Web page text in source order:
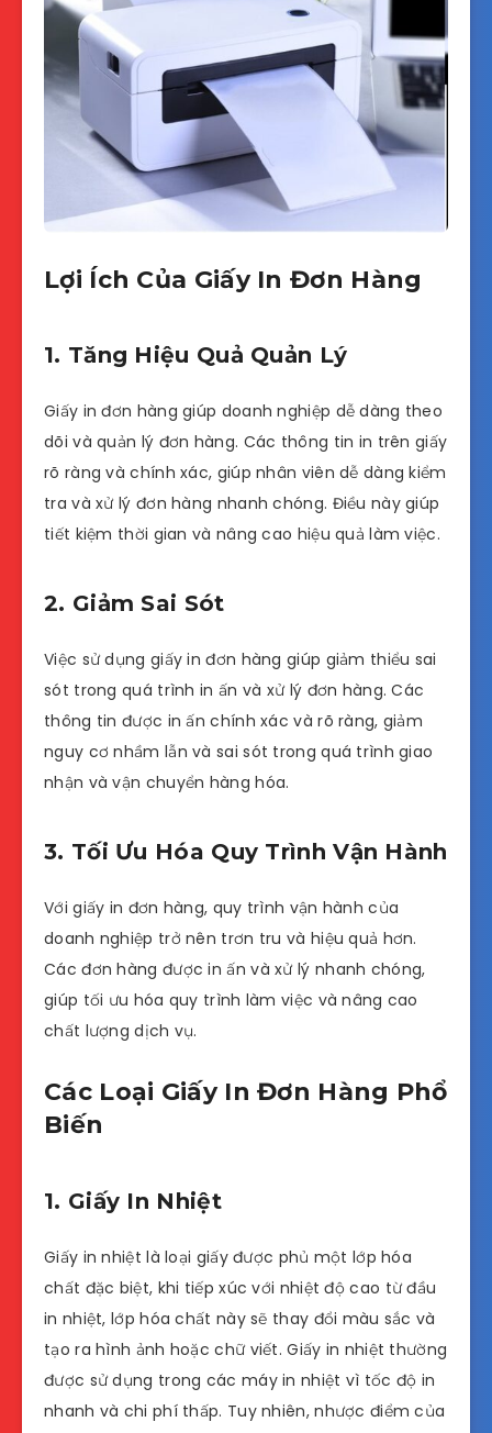
Lợi Ích Của Giấy In Đơn Hàng
1. Tăng Hiệu Quả Quản Lý
Giấy in đơn hàng giúp doanh nghiệp dễ dàng theo
dõi và quản lý đơn hàng. Các thông tin in trên giấy
rõ ràng và chính xác, giúp nhân viên dễ dàng kiểm
tra và xử lý đơn hàng nhanh chóng. Điều này giúp
tiết kiệm thời gian và nâng cao hiệu quả làm việc.
2. Giảm Sai Sót
Việc sử dụng giấy in đơn hàng giúp giảm thiểu sai
sót trong quá trình in ấn và xử lý đơn hàng. Các
thông tin được in ấn chính xác và rõ ràng, giảm
nguy cơ nhầm lẫn và sai sót trong quá trình giao
nhận và vận chuyển hàng hóa.
3. Tối Ưu Hóa Quy Trình Vận Hành
Với giấy in đơn hàng, quy trình vận hành của
doanh nghiệp trở nên trơn tru và hiệu quả hơn.
Các đơn hàng được in ấn và xử lý nhanh chóng,
giúp tối ưu hóa quy trình làm việc và nâng cao
chất lượng dịch vụ.
Các Loại Giấy In Đơn Hàng Phổ
Biến
1. Giấy In Nhiệt
Giấy in nhiệt là loại giấy được phủ một lớp hóa
chất đặc biệt, khi tiếp xúc với nhiệt độ cao từ đầu
in nhiệt, lớp hóa chất này sẽ thay đổi màu sắc và
tạo ra hình ảnh hoặc chữ viết. Giấy in nhiệt thường
được sử dụng trong các máy in nhiệt vì tốc độ in
nhanh và chi phí thấp. Tuy nhiên, nhược điểm của